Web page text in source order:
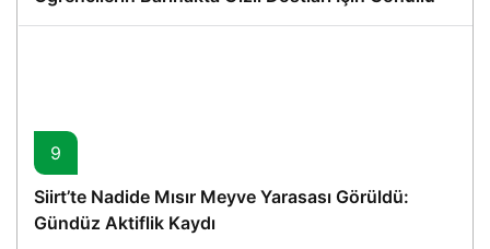
Proje
9
Siirt’te Nadide Mısır Meyve Yarasası Görüldü:
Gündüz Aktiflik Kaydı